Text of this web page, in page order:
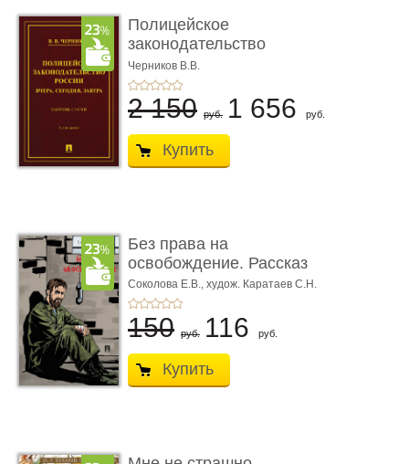
Полицейское
законодательство
России: вчера, с� ...
Черников В.В.
2 150 руб. 1 656 руб.
Купить
Без права на
освобождение. Рассказ
Соколова Е.В., худож. Каратаев С.Н.
150 руб. 116 руб.
Купить